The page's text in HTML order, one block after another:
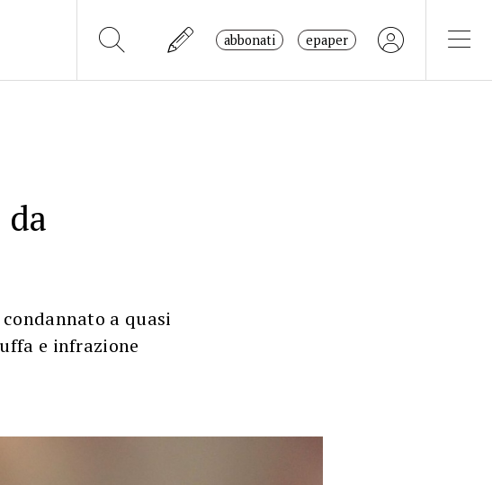
abbonati epaper
a quasi
e infrazione